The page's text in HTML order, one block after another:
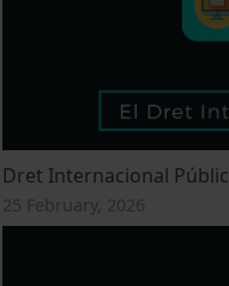
Dret Internacional Públic
25 February, 2026